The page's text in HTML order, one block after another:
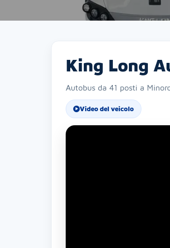
King Long
Autobus da 41 posti a
Video del veicolo